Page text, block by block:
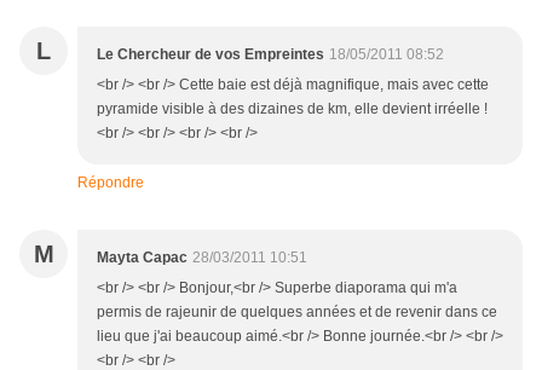
L Le Chercheur de vos Empreintes 18/05/2011 08:52
<br /> <br /> Cette baie est déjà magnifique, mais avec cette
pyramide visible à des dizaines de km, elle devient irréelle !
<br /> <br /> <br /> <br />
Répondre
M Mayta Capac 28/03/2011 10:51
<br /> <br /> Bonjour,<br /> Superbe diaporama qui m'a
permis de rajeunir de quelques années et de revenir dans ce
lieu que j'ai beaucoup aimé.<br /> Bonne journée.<br /> <br />
<br /> <br />